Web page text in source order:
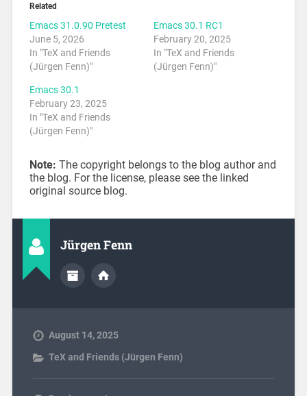
Related
Emacs 31.0.90 Pretest
June 5, 2026
In "TeX and Friends
(Jürgen Fenn)"
Emacs 30.1 RC1
February 20, 2025
In "TeX and Friends
(Jürgen Fenn)"
Emacs 30.1
February 23, 2025
In "TeX and Friends
(Jürgen Fenn)"
Note: The copyright belongs to the blog author and
the blog. For the license, please see the linked
original source blog.
Jürgen Fenn
August 14, 2025
TeX and Friends (Jürgen Fenn)